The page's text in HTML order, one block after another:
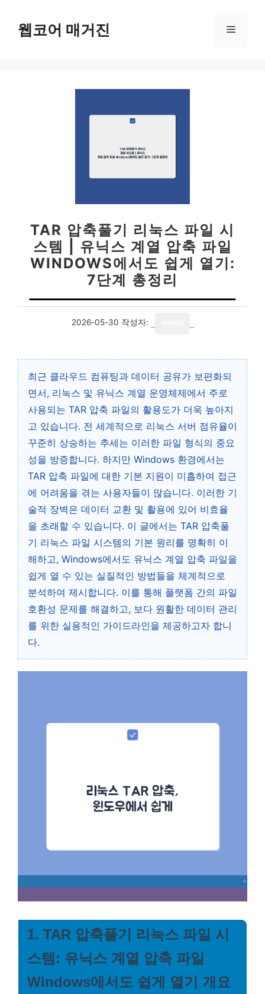
웹코어 매거진 메
TAR 압축풀기 리눅스 파일 시
스템 | 유닉스 계열 압축 파일
WINDOWS에서도 쉽게 열기:
7단계 총정리
2026-05-30 작성자:
최근 클라우드 컴퓨팅과 데이터 공유가 보편화되
면서, 리눅스 및 유닉스 계열 운영체제에서 주로
사용되는 TAR 압축 파일의 활용도가 더욱 높아지
고 있습니다. 전 세계적으로 리눅스 서버 점유율이
꾸준히 상승하는 추세는 이러한 파일 형식의 중요
성을 방증합니다. 하지만 Windows 환경에서는
TAR 압축 파일에 대한 기본 지원이 미흡하여 접근
에 어려움을 겪는 사용자들이 많습니다. 이러한 기
술적 장벽은 데이터 교환 및 활용에 있어 비효율
을 초래할 수 있습니다. 이 글에서는 TAR 압축풀
기 리눅스 파일 시스템의 기본 원리를 명확히 이
해하고, Windows에서도 유닉스 계열 압축 파일을
쉽게 열 수 있는 실질적인 방법들을 체계적으로
분석하여 제시합니다. 이를 통해 플랫폼 간의 파일
호환성 문제를 해결하고, 보다 원활한 데이터 관리
를 위한 실용적인 가이드라인을 제공하고자 합니
다.
1. TAR 압축풀기 리눅스 파일 시
스템: 유닉스 계열 압축 파일
Windows에서도 쉽게 열기 개요